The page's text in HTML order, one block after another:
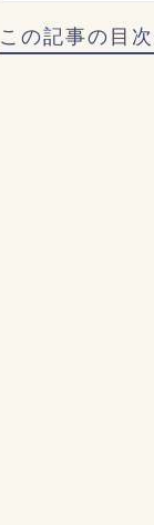
この記事の目次